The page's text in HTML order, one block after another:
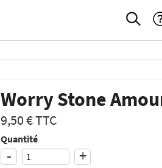
Worry Stone
9,50 €TTC
Quantité
- +